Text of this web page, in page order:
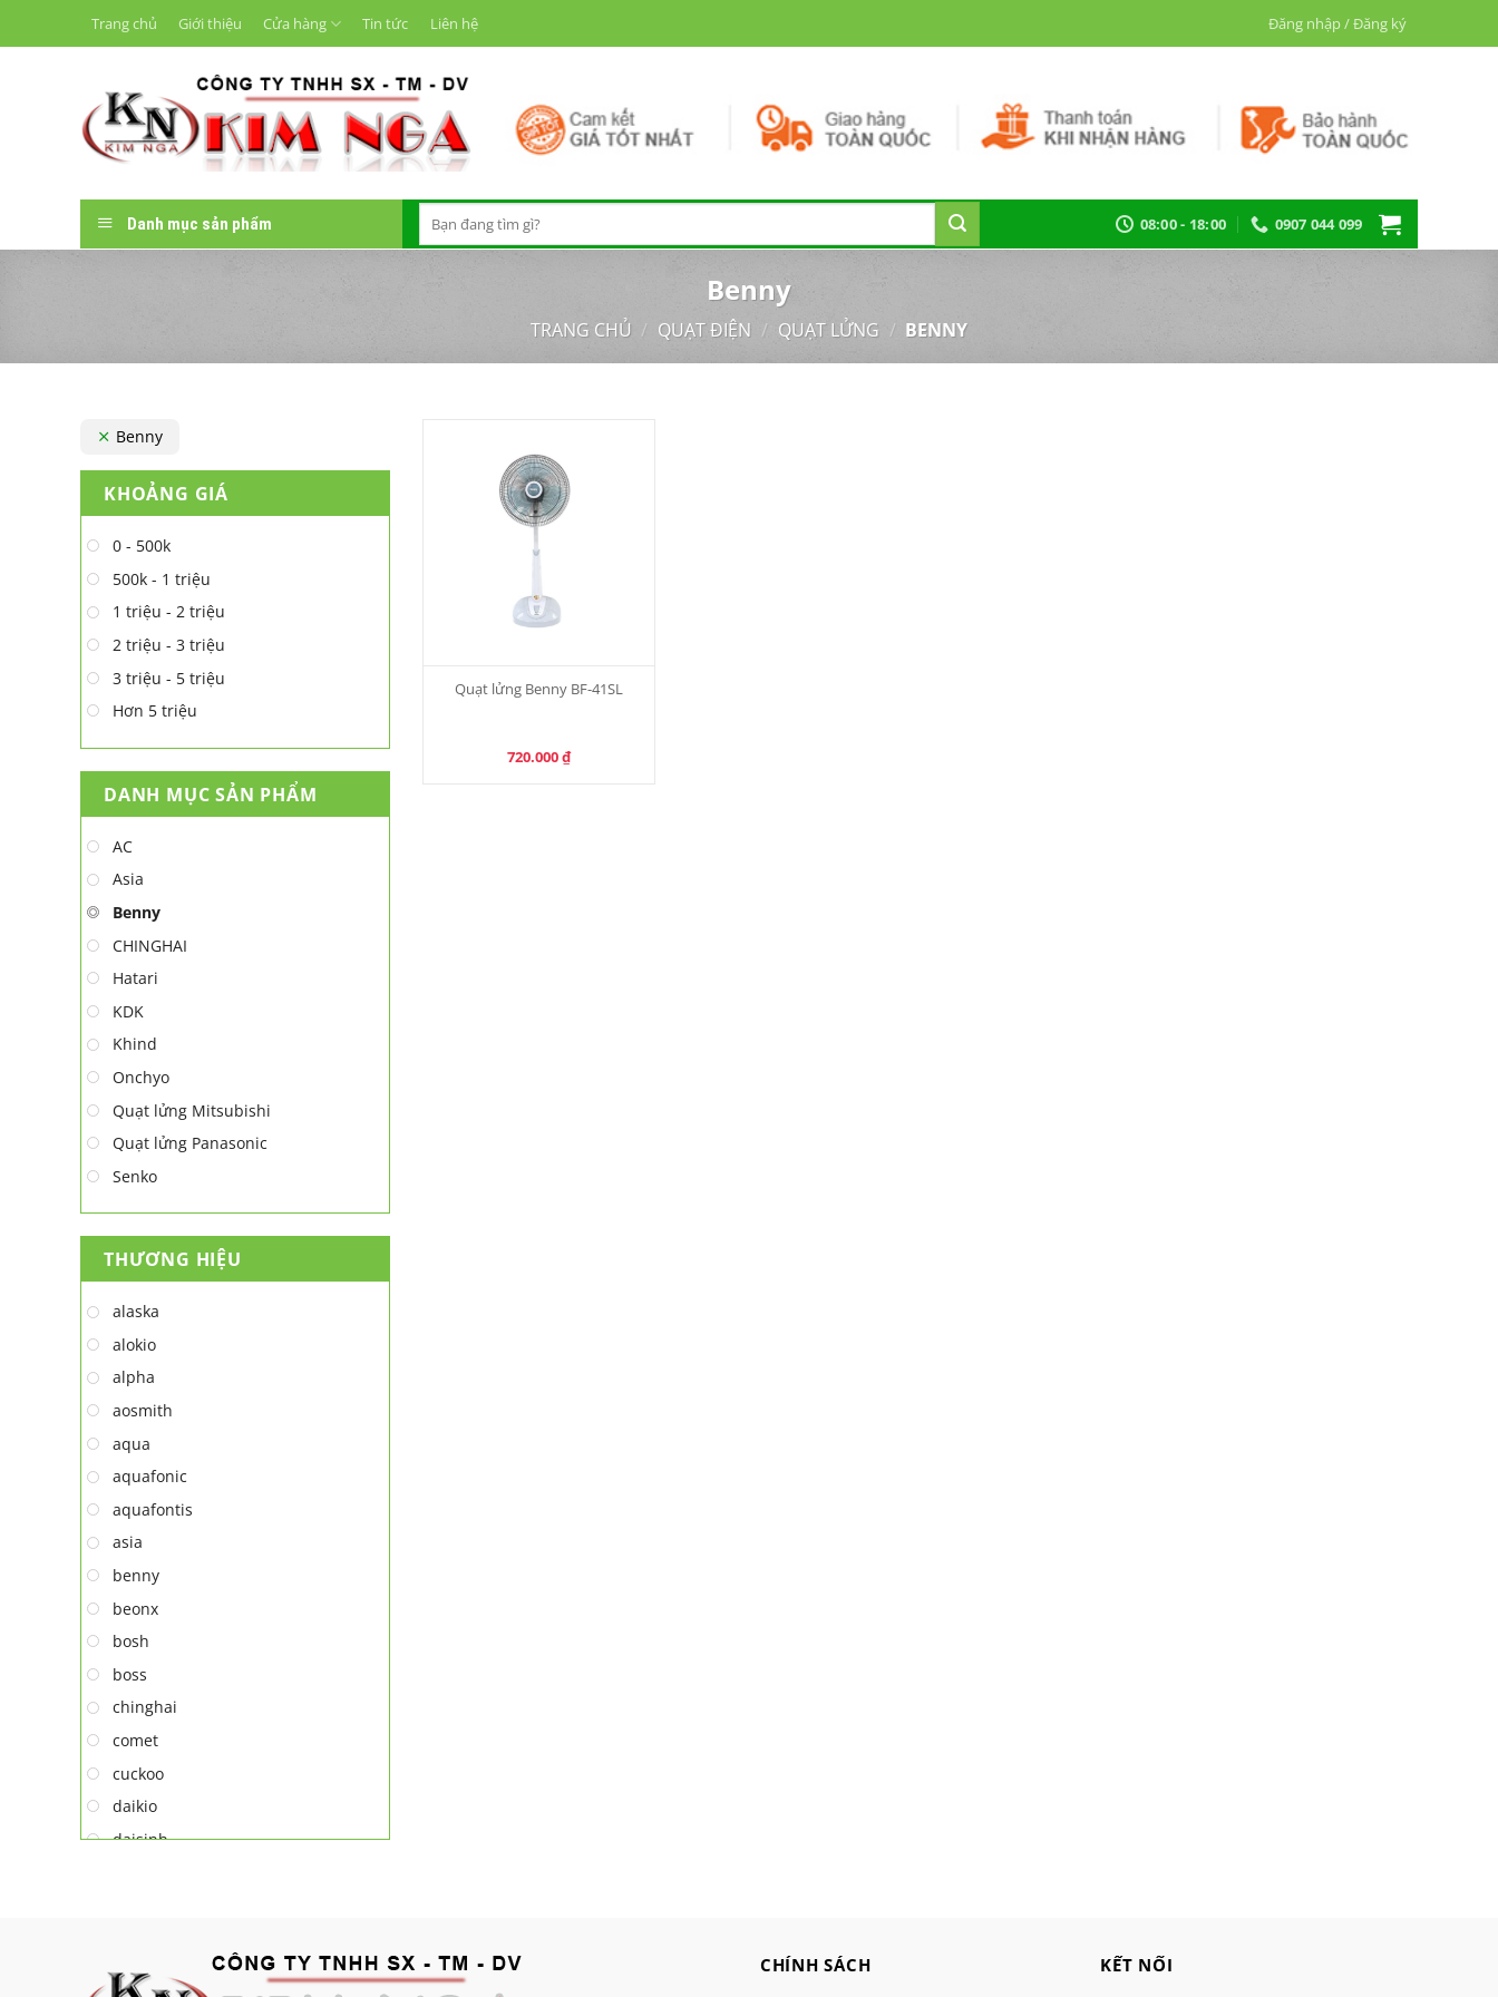
Trang chủ Giới thiệu Cửa hàng Tin tức Liên hệ Đăng nhập / Đăng ký
Danh mục sản phẩm
kiếm:
08:00 - 18:00 0907 044 099
Benny
TRANG CHỦ / QUẠT ĐIỆN / QUẠT LỬNG / BENNY
Benny
KHOẢNG GIÁ
0 - 500k
500k - 1 triệu
1 triệu - 2 triệu
2 triệu - 3 triệu
3 triệu - 5 triệu
Hơn 5 triệu
DANH MỤC SẢN PHẨM
AC
Asia
Benny
CHINGHAI
Hatari
KDK
Khind
Onchyo
Quạt lửng Mitsubishi
Quạt lửng Panasonic
Senko
THƯƠNG HIỆU
alaska
alokio
alpha
aosmith
aqua
aquafonic
aquafontis
asia
benny
beonx
bosh
boss
chinghai
comet
cuckoo
daikio
daisinh
hitachi
Quạt lửng Benny BF-41SL
720.000₫
CHÍNH SÁCH KẾT NỐI